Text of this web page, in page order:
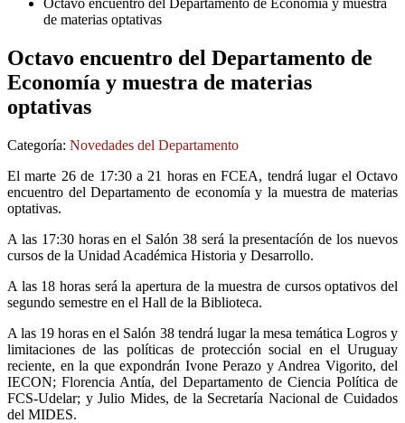
de materias optativas
Octavo encuentro del Departamento de
Economía y muestra de materias
optativas
Categoría: Novedades del Departamento
El marte 26 de 17:30 a 21 horas en FCEA, tendrá lugar el Octavo
encuentro del Departamento de economía y la muestra de materias
optativas.
A las 17:30 horas en el Salón 38 será la presentacíón de los nuevos
cursos de la Unidad Académica Historia y Desarrollo.
A las 18 horas será la apertura de la muestra de cursos optativos del
segundo semestre en el Hall de la Biblioteca.
A las 19 horas en el Salón 38 tendrá lugar la mesa temática Logros y
limitaciones de las políticas de protección social en el Uruguay
reciente, en la que expondrán Ivone Perazo y Andrea Vigorito, del
IECON; Florencia Antía, del Departamento de Ciencia Política de
FCS-Udelar; y Julio Mides, de la Secretaría Nacional de Cuidados
del MIDES.